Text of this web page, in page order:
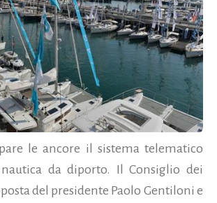
le ancore il sistema telematico
da diporto. Il Consiglio dei
del presidente Paolo Gentiloni e